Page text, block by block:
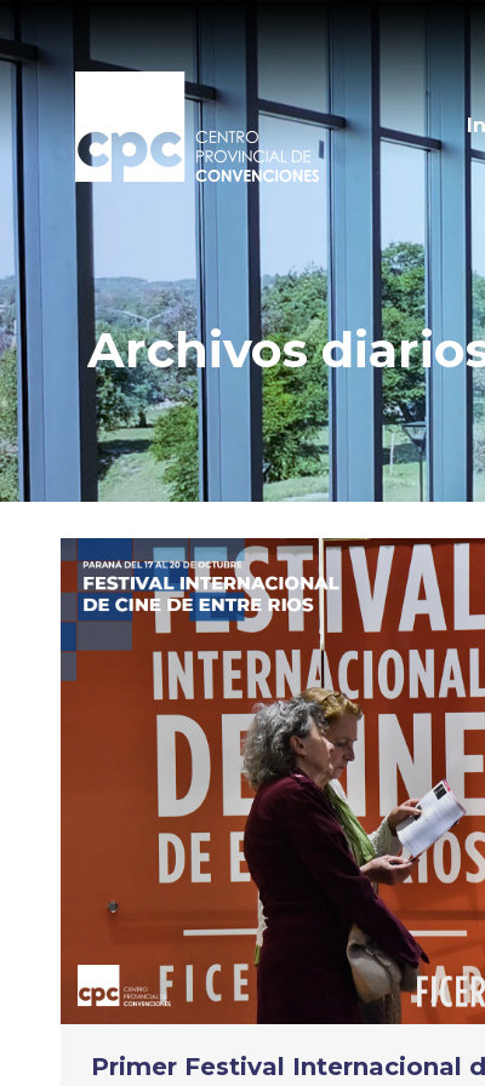
Archivos
Primer Festival Internacional